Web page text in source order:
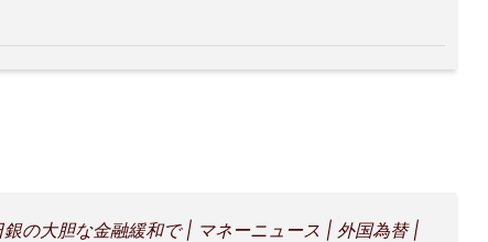
の大胆な金融緩和で | マネーニュース | 外国為替 |